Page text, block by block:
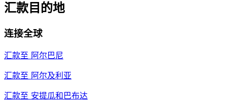
汇款目的地
连接全球
汇款至 阿尔巴尼
汇款至 阿尔及利亚
汇款至 安提瓜和巴布达